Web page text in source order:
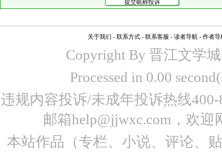
关于我们 - 联系方式 - 联系客服 - 读者导航 - 作者导
Copyright By 晋江文学
Processed in 0.00
违规内容投诉/未成年投诉热线
邮箱help@jjwxc.com，欢
本站作品（专栏、小说、评论、